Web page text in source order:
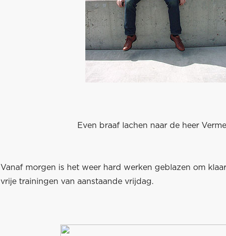
Even braaf lachen naar de heer
Vanaf morgen is het weer hard werken geblazen om
vrije trainingen van aanstaande vrijdag.